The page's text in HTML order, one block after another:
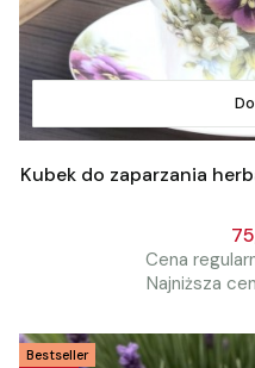
Kubek do zaparzania
Cena
Najniższa
Bestseller